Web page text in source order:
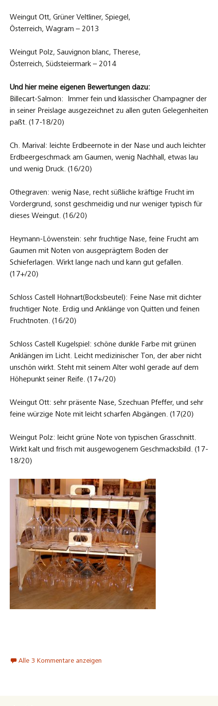
Weingut Ott, Grüner Veltliner, Spiegel,
Österreich, Wagram – 2013
Weingut Polz, Sauvignon blanc, Therese,
Österreich, Südsteiermark – 2014
Und hier meine eigenen Bewertungen dazu:
Billecart-Salmon: Immer fein und klassischer Champagner der
in seiner Preislage ausgezeichnet zu allen guten Gelegenheiten
paßt. (17-18/20)
Ch. Marival: leichte Erdbeernote in der Nase und auch leichter
Erdbeergeschmack am Gaumen, wenig Nachhall, etwas lau
und wenig Druck. (16/20)
Othegraven: wenig Nase, recht süßliche kräftige Frucht im
Vordergrund, sonst geschmeidig und nur weniger typisch für
dieses Weingut. (16/20)
Heymann-Löwenstein: sehr fruchtige Nase, feine Frucht am
Gaumen mit Noten von ausgeprägtem Boden der
Schieferlagen. Wirkt lange nach und kann gut gefallen.
(17+/20)
Schloss Castell Hohnart(Bocksbeutel): Feine Nase mit dichter
fruchtiger Note. Erdig und Anklänge von Quitten und feinen
Fruchtnoten. (16/20)
Schloss Castell Kugelspiel: schöne dunkle Farbe mit grünen
Anklängen im Licht. Leicht medizinischer Ton, der aber nicht
unschön wirkt. Steht mit seinem Alter wohl gerade auf dem
Höhepunkt seiner Reife. (17+/20)
Weingut Ott: sehr präsente Nase, Szechuan Pfeffer, und sehr
feine würzige Note mit leicht scharfen Abgängen. (17(20)
Weingut Polz: leicht grüne Note von typischen Grasschnitt.
Wirkt kalt und frisch mit ausgewogenem Geschmacksbild. (17-
18/20)
Alle 3 Kommentare anzeigen